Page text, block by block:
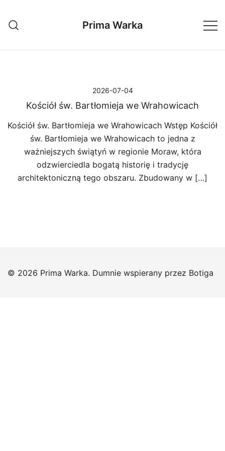
treści
Prima Warka
2026-07-04
Kościół św. Bartłomieja we Wrahowicach
Kościół św. Bartłomieja we Wrahowicach Wstęp Kościół
św. Bartłomieja we Wrahowicach to jedna z
ważniejszych świątyń w regionie Moraw, która
odzwierciedla bogatą historię i tradycję
architektoniczną tego obszaru. Zbudowany w […]
© 2026 Prima Warka. Dumnie wspierany przez Botiga